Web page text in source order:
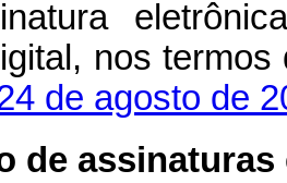
nos
de agosto de
de